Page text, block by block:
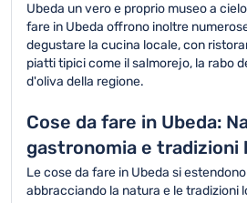
Ubeda un vero e proprio museo a
fare in Ubeda offrono inoltre
degustare la cucina locale, con
piatti tipici come il salmorejo, la rabo
d'oliva della regione.
Cose da fare in Ubeda:
gastronomia e tradizioni
Le cose da fare in Ubeda si
abbracciando la natura e le tradizioni